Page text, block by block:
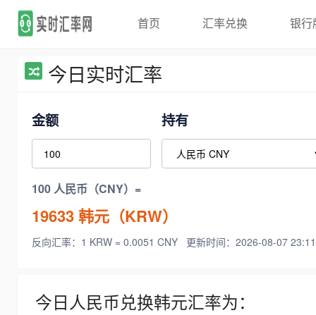
首页 汇率兑换 银行
今日实时汇率
金额 持有
100 人民币（CNY）=
19633韩元（KRW）
反向汇率：1 KRW = 0.0051 CNY 更新时间：2026-08-07
今日人民币兑换韩元汇率为：